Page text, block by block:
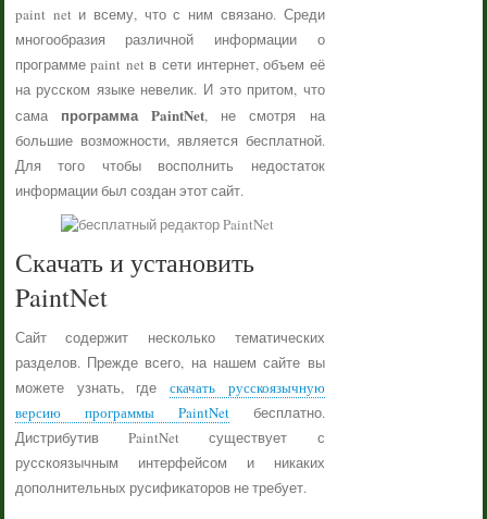
paint net и всему, что с ним связано. Среди
многообразия различной информации о
программе paint net в сети интернет, объем её
на русском языке невелик. И это притом, что
сама программа PaintNet, не смотря на
большие возможности, является бесплатной.
Для того чтобы восполнить недостаток
информации был создан этот сайт.
Скачать и установить
PaintNet
Сайт содержит несколько тематических
разделов. Прежде всего, на нашем сайте вы
можете узнать, где скачать русскоязычную
версию программы PaintNetбесплатно.
Дистрибутив PaintNet существует с
русскоязычным интерфейсом и никаких
дополнительных русификаторов не требует.